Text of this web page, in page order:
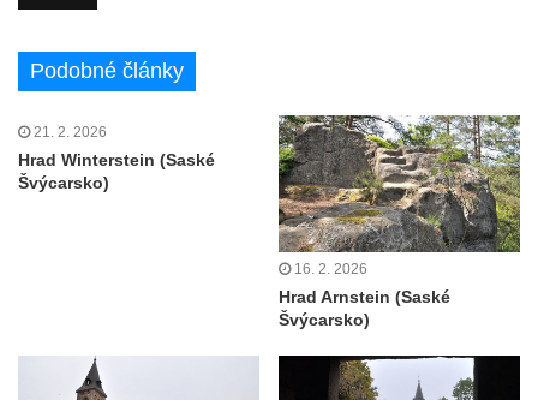
Podobné články
21. 2. 2026
Hrad Winterstein (Saské
Švýcarsko)
16. 2. 2026
Hrad Arnstein (Saské
Švýcarsko)